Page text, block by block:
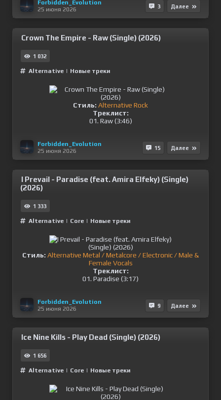
Forbidden_Evolution
25 июня 2026
3 Далее
Crown The Empire - Raw (Single) (2026)
1 032
Alternative | Новые треки
Стиль: Alternative Rock
Треклист:
01. Raw (3:46)
Forbidden_Evolution
25 июня 2026
15 Далее
I Prevail - Paradise (feat. Amira Elfeky) (Single)
(2026)
1 333
Alternative | Сore | Новые треки
Стиль: Alternative Metal / Metalcore / Electronic / Male &
Female Vocals
Треклист:
01. Paradise (3:17)
Forbidden_Evolution
25 июня 2026
9 Далее
Ice Nine Kills - Play Dead (Single) (2026)
1 656
Alternative | Сore | Новые треки